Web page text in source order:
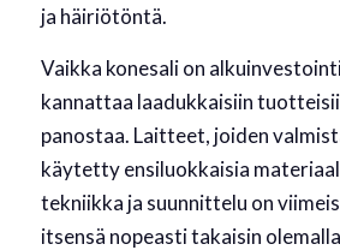
ja häiriötöntä.
Vaikka konesali on
kannattaa laadukkaisiin
panostaa. Laitteet, joiden
käytetty ensiluokkaisia
tekniikka ja suunnittelu on
itsensä nopeasti takaisin